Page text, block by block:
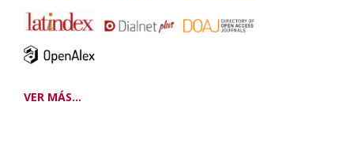
VER MÁS...